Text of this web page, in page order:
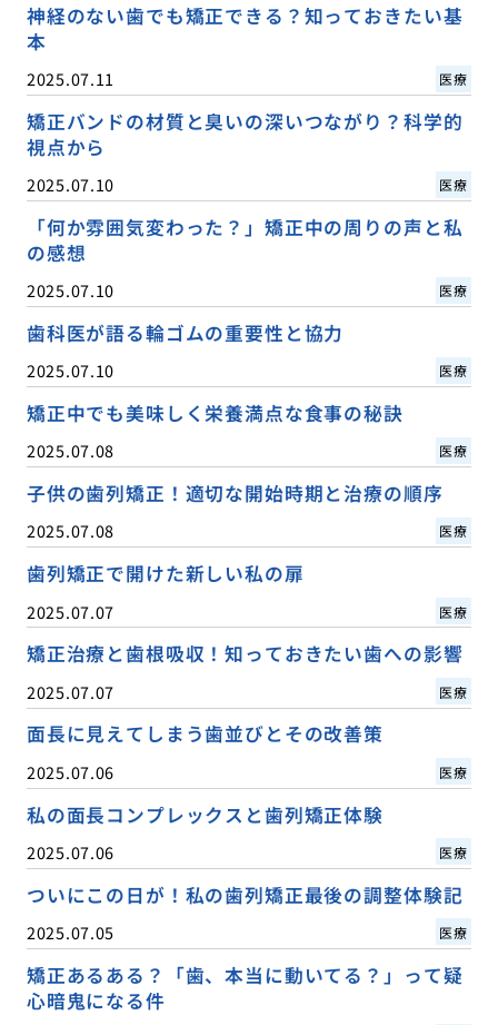
神経のない歯でも矯正できる？知っておきたい基
本
2025.07.11 医療
矯正バンドの材質と臭いの深いつながり？科学的
視点から
2025.07.10 医療
「何か雰囲気変わった？」矯正中の周りの声と私
の感想
2025.07.10 医療
歯科医が語る輪ゴムの重要性と協力
2025.07.10 医療
矯正中でも美味しく栄養満点な食事の秘訣
2025.07.08 医療
子供の歯列矯正！適切な開始時期と治療の順序
2025.07.08 医療
歯列矯正で開けた新しい私の扉
2025.07.07 医療
矯正治療と歯根吸収！知っておきたい歯への影響
2025.07.07 医療
面長に見えてしまう歯並びとその改善策
2025.07.06 医療
私の面長コンプレックスと歯列矯正体験
2025.07.06 医療
ついにこの日が！私の歯列矯正最後の調整体験記
2025.07.05 医療
矯正あるある？「歯、本当に動いてる？」って疑
心暗鬼になる件